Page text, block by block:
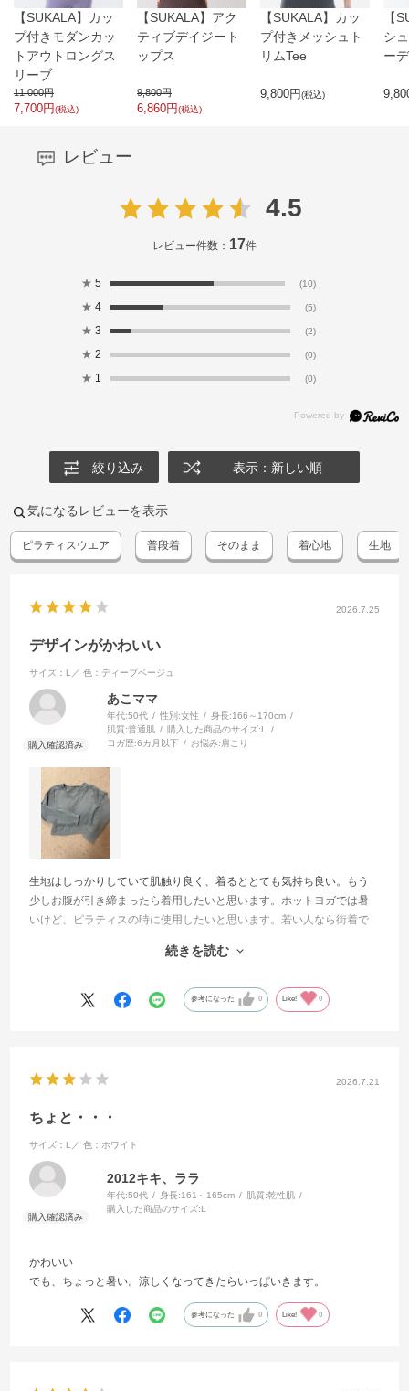
【SUKALA】カッ
プ付きモダンカッ
トアウトロングス
リーブ
11,000円
7,700円(税込)
【SUKALA】アク
ティブデイジート
ップス
9,800円
6,860円(税込)
【SUKALA】カッ
プ付きメッシュト
リムTee
9,800円(税込)
【
シ
ー
レビュー
4.5
レビュー件数： 17件
★ 5 (10)
★ 4 (5)
★ 3 (2)
★ 2 (0)
★ 1 (0)
絞り込み 表示：新しい順
気になるレビューを表示
ピラティスウエア 普段着 そのまま 着心地 生地
2026.7.25
デザインがかわいい
サイズ：L／ 色：ディープベージュ
あこママ
年代:50代 性別:女性 身長:166～170cm
肌質:普通肌 購入した商品のサイズ:L
ヨガ歴:6カ月以下 お悩み:肩こり
生地はしっかりしていて肌触り良く、着るととても気持ち良い。もう
少しお腹が引き締まったら着用したいと思います。ホットヨガでは暑
いけど、ピラティスの時に使用したいと思います。若い人なら街着で
が、ピッタリの方ならとても素敵に着こなせると思います。色も良
続きを読む
参考になった 0 Like! 0
2026.7.21
ちょと・・・
サイズ：L／ 色：ホワイト
2012キキ、ララ
年代:50代 身長:161～165cm 肌質:乾性肌
購入した商品のサイズ:L
かわいい
でも、ちょっと暑い。涼しくなってきたらいっぱいきます。
参考になった 0 Like! 0